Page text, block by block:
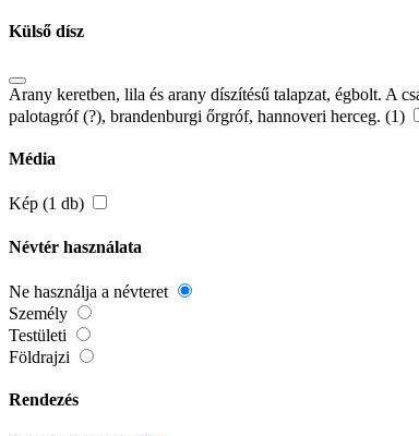
Külső dísz
Arany keretben, lila és arany díszítésű talapzat, égbolt. A
palotagróf (?), brandenburgi őrgróf, hannoveri herceg. (1)
Média
Kép (1 db)
Névtér használata
Ne használja a névteret
Személy
Testületi
Földrajzi
Rendezés